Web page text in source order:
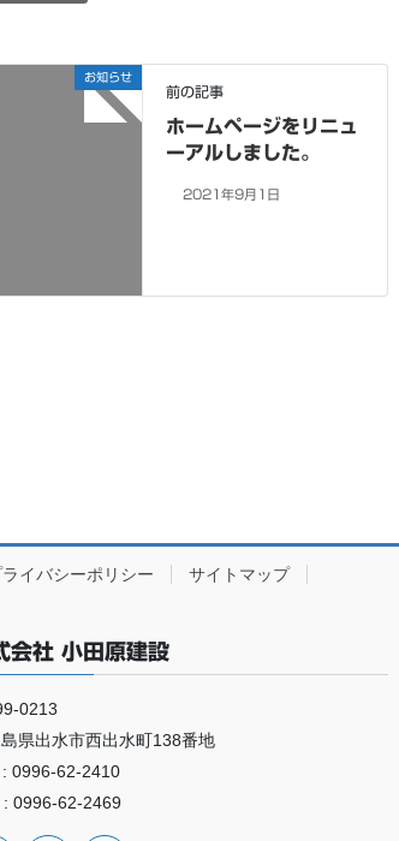
お知らせ
前の記事
ホームページをリニュ
ーアルしました。
2021年9月1日
ライバシーポリシー サイトマップ
会社 小田原建設
0213
県出水市西出水町138番地
: 0996-62-2410
: 0996-62-2469